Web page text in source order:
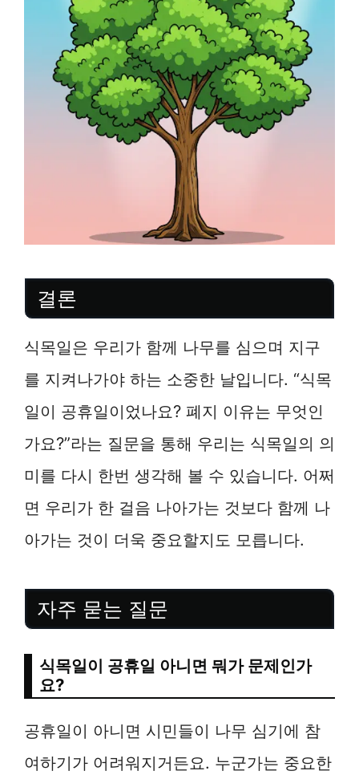
결론
식목일은 우리가 함께 나무를 심으며 지구
를 지켜나가야 하는 소중한 날입니다. “식목
일이 공휴일이었나요? 폐지 이유는 무엇인
가요?”라는 질문을 통해 우리는 식목일의 의
미를 다시 한번 생각해 볼 수 있습니다. 어쩌
면 우리가 한 걸음 나아가는 것보다 함께 나
아가는 것이 더욱 중요할지도 모릅니다.
자주 묻는 질문
식목일이 공휴일 아니면 뭐가 문제인가
요?
공휴일이 아니면 시민들이 나무 심기에 참
여하기가 어려워지거든요. 누군가는 중요한